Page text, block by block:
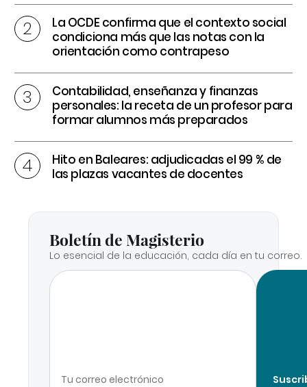
La OCDE confirma que el contexto social
condiciona más que las notas con la
orientación como contrapeso
Contabilidad, enseñanza y finanzas
personales: la receta de un profesor para
formar alumnos más preparados
Hito en Baleares: adjudicadas el 99 % de
las plazas vacantes de docentes
Boletín de Magisterio
Lo esencial de la educación, cada día en tu correo.